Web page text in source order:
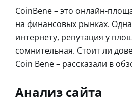
CoinBene – это онлайн-
на финансовых рынках.
интернету, репутация у
сомнительная. Стоит ли
Coin Bene – рассказали в
Анализ сайта